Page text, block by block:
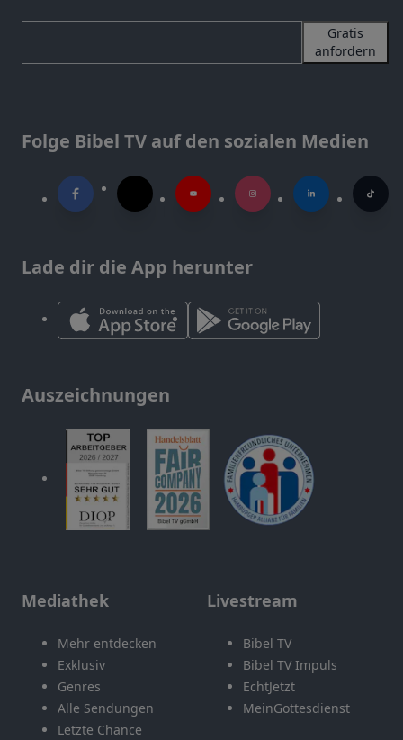
Gratis
anfordern
Folge Bibel TV auf den sozialen Medien
Lade dir die App herunter
Auszeichnungen
Mediathek
Mehr entdecken
Exklusiv
Genres
Alle Sendungen
Letzte Chance
Livestream
Bibel TV
Bibel TV Impuls
EchtJetzt
MeinGottesdienst